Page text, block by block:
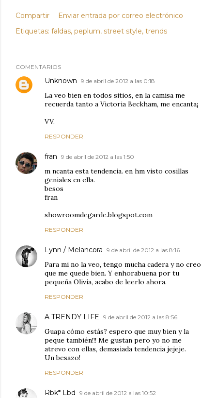
Compartir
Enviar entrada por correo electrónico
Etiquetas: faldas peplum street style trends
COMENTARIOS
Unknown 9 de abril de 2012 a las 0:18
La veo bien en todos sitios, en la camisa me
recuerda tanto a Victoria Beckham, me encanta¡
VV.
RESPONDER
fran 9 de abril de 2012 a las 1:50
m ncanta esta tendencia. en hm visto cosillas
geniales cn ella.
besos
fran
showroomdegarde.blogspot.com
RESPONDER
Lynn / Melancora 9 de abril de 2012 a las 8:16
Para mi no la veo, tengo mucha cadera y no creo
que me quede bien. Y enhorabuena por tu
pequeña Olivia, acabo de leerlo ahora.
RESPONDER
A TRENDY LIFE 9 de abril de 2012 a las 8:56
Guapa cómo estás? espero que muy bien y la
peque también!!! Me gustan pero yo no me
atrevo con ellas, demasiada tendencia jejeje.
Un besazo!
RESPONDER
Rbk* Lbd 9 de abril de 2012 a las 10:52